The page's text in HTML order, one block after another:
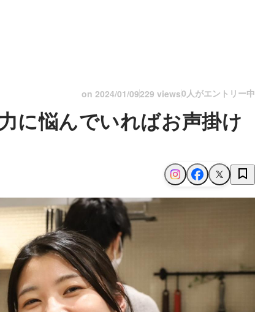
on 2024/01/09229 views0人がエントリー中
に悩んでいればお声掛け